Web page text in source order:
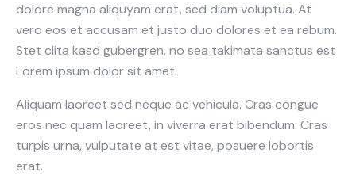
dolore magna aliquyam erat, sed diam voluptua. At
vero eos et accusam et justo duo dolores et ea rebum.
Stet clita kasd gubergren, no sea takimata sanctus est
Lorem ipsum dolor sit amet.
Aliquam laoreet sed neque ac vehicula. Cras congue
eros nec quam laoreet, in viverra erat bibendum. Cras
turpis urna, vulputate at est vitae, posuere lobortis
erat.